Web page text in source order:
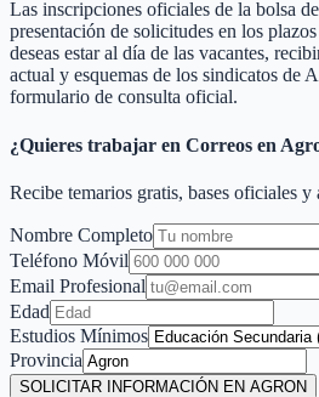
Las inscripciones oficiales de la bolsa
presentación de solicitudes en los
deseas estar al día de las vacantes,
actual y esquemas de los sindicatos de
formulario de consulta oficial.
¿Quieres trabajar en Correos en
Recibe temarios gratis, bases oficiales y
Nombre Completo
Teléfono Móvil
Email Profesional
Edad
Estudios Mínimos
Provincia
SOLICITAR INFORMACIÓN EN AGRON